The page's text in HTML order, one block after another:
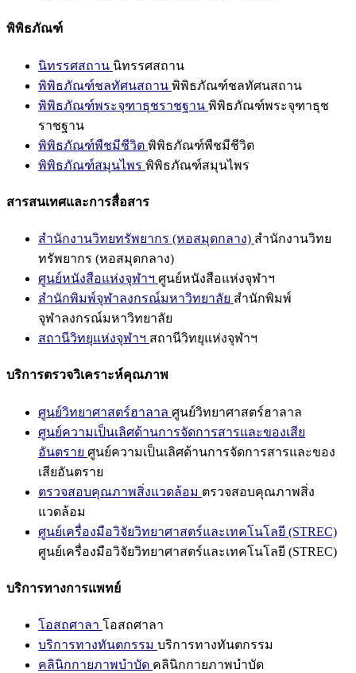
พิพิธภัณฑ์
นิทรรศสถาน นิทรรศสถาน
พิพิธภัณฑ์ชลทัศนสถาน พิพิธภัณฑ์ชลทัศนสถาน
พิพิธภัณฑ์พระจุฑาธุชราชฐาน พิพิธภัณฑ์พระจุฑาธุช
ราชฐาน
พิพิธภัณฑ์พืชมีชีวิต พิพิธภัณฑ์พืชมีชีวิต
พิพิธภัณฑ์สมุนไพร พิพิธภัณฑ์สมุนไพร
สารสนเทศและการสื่อสาร
สำนักงานวิทยทรัพยากร (หอสมุดกลาง) สำนักงานวิทย
ทรัพยากร (หอสมุดกลาง)
ศูนย์หนังสือแห่งจุฬาฯ ศูนย์หนังสือแห่งจุฬาฯ
สำนักพิมพ์จุฬาลงกรณ์มหาวิทยาลัย สำนักพิมพ์
จุฬาลงกรณ์มหาวิทยาลัย
สถานีวิทยุแห่งจุฬาฯ สถานีวิทยุแห่งจุฬาฯ
บริการตรวจวิเคราะห์คุณภาพ
ศูนย์วิทยาศาสตร์ฮาลาล ศูนย์วิทยาศาสตร์ฮาลาล
ศูนย์ความเป็นเลิศด้านการจัดการสารและของเสีย
อันตราย ศูนย์ความเป็นเลิศด้านการจัดการสารและของ
เสียอันตราย
ตรวจสอบคุณภาพสิ่งแวดล้อม ตรวจสอบคุณภาพสิ่ง
แวดล้อม
ศูนย์เครื่องมือวิจัยวิทยาศาสตร์และเทคโนโลยี (STREC)
ศูนย์เครื่องมือวิจัยวิทยาศาสตร์และเทคโนโลยี (STREC)
บริการทางการแพทย์
โอสถศาลา โอสถศาลา
บริการทางทันตกรรม บริการทางทันตกรรม
คลินิกกายภาพบำบัด คลินิกกายภาพบำบัด